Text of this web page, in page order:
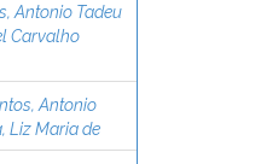
Antonio Tadeu
Carvalho
Antonio
Liz Maria de